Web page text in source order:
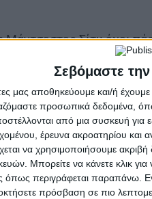
Σεβόμαστε την
μας αποθηκεύουμε και/ή
προσωπικά δεδομένα,
από μια συσκευή για
έρευνα ακροατηρίου και
να χρησιμοποιήσουμε
Μπορείτε να κάνετε κλικ για
περιγράφεται παραπάνω.
πρόσβαση σε πιο
Μάντσεστερ Σίτυ έχει
το παραδοσιακά
Αραβικών Εμιράτων
έχει πάρει 21
Λιγκ το 1992,
31 χρόνια